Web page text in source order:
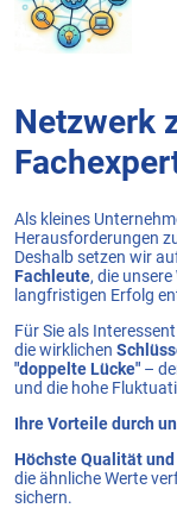
Netzwerk
Als kleines
Herausforderungen
Deshalb setzen wir
Fachleute, die unsere
langfristigen Erfolg
Für Sie als
die wirklichen
"doppelte Lücke" –
und die hohe
Ihre Vorteile durch
Höchste Qualität
die ähnliche Werte
sichern.